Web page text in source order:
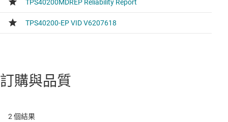
訂購與品質